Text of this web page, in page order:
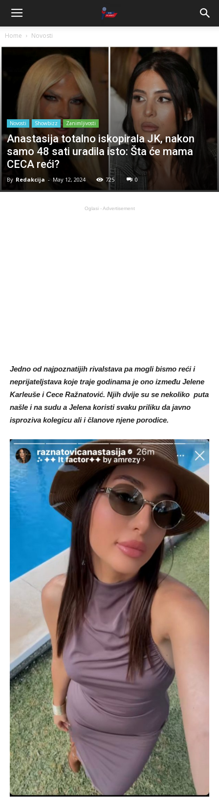
Home Novosti
Novosti Showbizz Zanimljivosti
Anastasija totalno iskopirala JK, nakon
samo 48 sati uradila isto: Šta će mama
CECA reći?
By Redakcija - May 12, 2024 725 0
Oglasi - Advertisement
Jedno od najpoznatijih rivalstava pa mogli bismo reći i
neprijateljstava koje traje godinama je ono između Jelene
Karleuše i Cece Ražnatović. Njih dvije su se nekoliko puta
našle i na sudu a Jelena koristi svaku priliku da javno
isproziva kolegicu ali i članove njene porodice.